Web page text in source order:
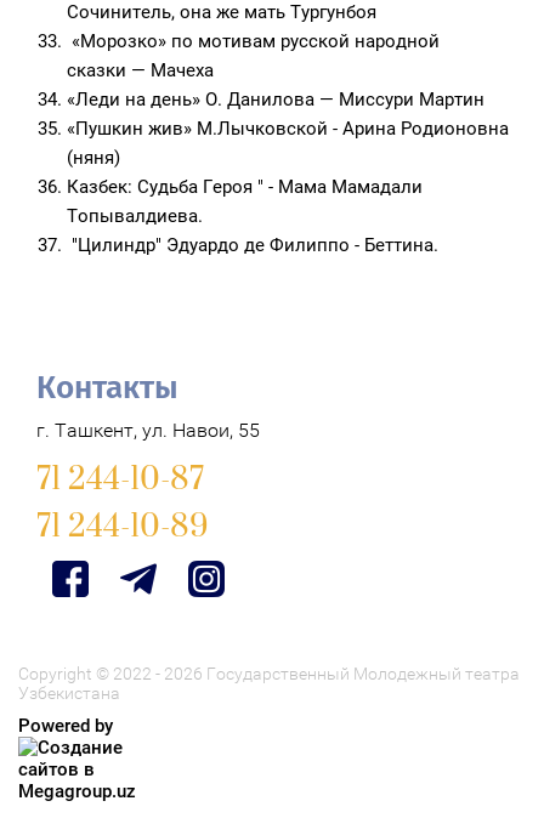
Сочинитель, она же мать Тургунбоя
«Морозко» по мотивам русской народной
сказки — Мачеха
«Леди на день» О. Данилова — Миссури Мартин
«Пушкин жив» М.Лычковской - Арина Родионовна
(няня)
Казбек: Судьба Героя " - Мама Мамадали
Топывалдиева.
"Цилиндр" Эдуардо де Филиппо - Беттина.
Контакты
г. Ташкент, ул. Навои, 55
71 244-10-87
71 244-10-89
Copyright © 2022 - 2026 Государственный Молодежный театра
Узбекистана
Powered by